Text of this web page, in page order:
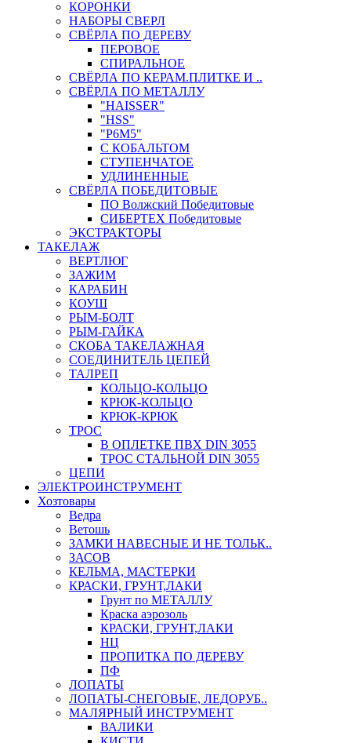
КОРОНКИ
НАБОРЫ СВЕРЛ
СВЁРЛА ПО ДЕРЕВУ
ПЕРОВОЕ
СПИРАЛЬНОЕ
СВЁРЛА ПО КЕРАМ.ПЛИТКЕ И ..
СВЁРЛА ПО МЕТАЛЛУ
"HAISSER"
"HSS"
"Р6М5"
С КОБАЛЬТОМ
СТУПЕНЧАТОЕ
УДЛИНЕННЫЕ
СВЁРЛА ПОБЕДИТОВЫЕ
ПО Волжский Победитовые
СИБЕРТЕХ Победитовые
ЭКСТРАКТОРЫ
ТАКЕЛАЖ
ВЕРТЛЮГ
ЗАЖИМ
КАРАБИН
КОУШ
РЫМ-БОЛТ
РЫМ-ГАЙКА
СКОБА ТАКЕЛАЖНАЯ
СОЕДИНИТЕЛЬ ЦЕПЕЙ
ТАЛРЕП
КОЛЬЦО-КОЛЬЦО
КРЮК-КОЛЬЦО
КРЮК-КРЮК
ТРОС
В ОПЛЕТКЕ ПВХ DIN 3055
ТРОС СТАЛЬНОЙ DIN 3055
ЦЕПИ
ЭЛЕКТРОИНСТРУМЕНТ
Хозтовары
Ведра
Ветошь
ЗАМКИ НАВЕСНЫЕ И НЕ ТОЛЬК..
ЗАСОВ
КЕЛЬМА, МАСТЕРКИ
КРАСКИ, ГРУНТ,ЛАКИ
Грунт по МЕТАЛЛУ
Краска аэрозоль
КРАСКИ, ГРУНТ,ЛАКИ
НЦ
ПРОПИТКА ПО ДЕРЕВУ
ПФ
ЛОПАТЫ
ЛОПАТЫ-СНЕГОВЫЕ, ЛЕДОРУБ..
МАЛЯРНЫЙ ИНСТРУМЕНТ
ВАЛИКИ